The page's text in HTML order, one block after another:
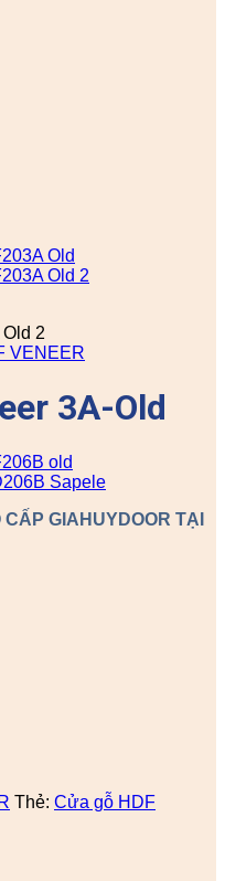
VENEER
3A-Old
GIAHUYDOOR TẠI
Thẻ: Cửa gỗ HDF